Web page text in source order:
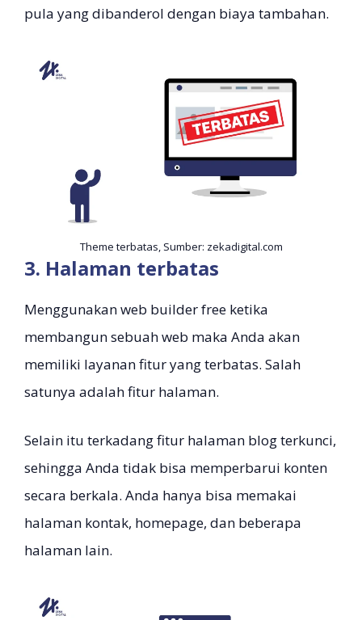
pula yang dibanderol dengan biaya tambahan.
Theme terbatas, Sumber: zekadigital.com
3. Halaman terbatas
Menggunakan web builder free ketika
membangun sebuah web maka Anda akan
memiliki layanan fitur yang terbatas. Salah
satunya adalah fitur halaman.
Selain itu terkadang fitur halaman blog terkunci,
sehingga Anda tidak bisa memperbarui konten
secara berkala. Anda hanya bisa memakai
halaman kontak, homepage, dan beberapa
halaman lain.